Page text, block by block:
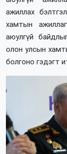
ажиллах
хамтын
аюулгүй
олон улсын
болгоно гэдэгт